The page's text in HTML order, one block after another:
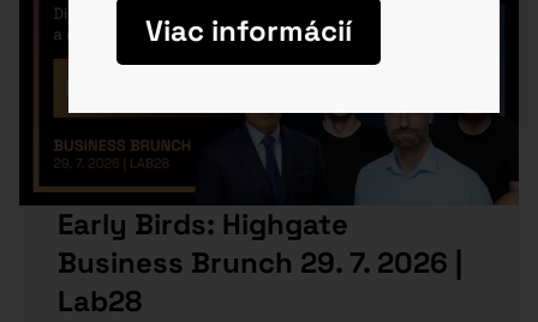
Early Birds: Highgate
Business Brunch 29. 7. 2026 |
Lab28
Viac informácií